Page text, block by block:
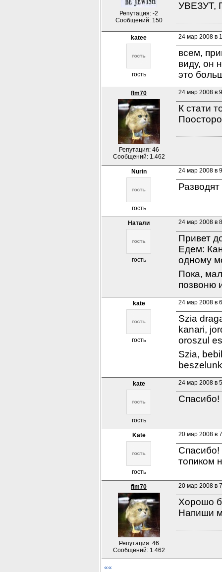
Репутация: -2
Сообщений: 150
УВЕЗУТ,
kateе
гость
24 мар 2008 в
всем,
виду, он
это
flm70
Репутация: 46
Сообщений: 1.462
24 мар 2008 в
К стати
Nurin
гость
24 мар 2008 в
Натали
гость
24 мар 2008 в
Привет
Едем:
одному
Пока,
позвоню
kate
гость
24 мар 2008 в
Szia
kanari,
oroszul
Szia,
kate
гость
24 мар 2008 в
Спасибо!
Kate
гость
20 мар 2008 в
топиком
flm70
Репутация: 46
Сообщений: 1.462
20 мар 2008 в
Хорошо
Напиши
««